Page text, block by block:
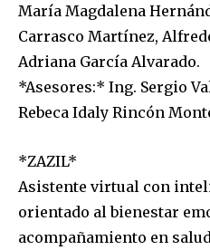
María Magdalena
Carrasco Martínez,
Adriana García Alvarado.
*Asesores:* Ing. Sergio
Rebeca Idaly Rincón
*ZAZIL*
Asistente virtual con
orientado al bienestar
acompañamiento en